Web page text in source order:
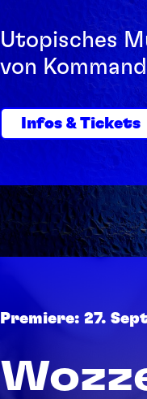
Utopisches
von
Infos & Tickets
Premiere: 27.